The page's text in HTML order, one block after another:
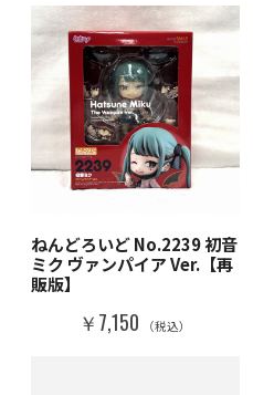
ねんどろいど No.2239 初音
ミク ヴァンパイア Ver.【再
販版】
￥7,150 （税込）